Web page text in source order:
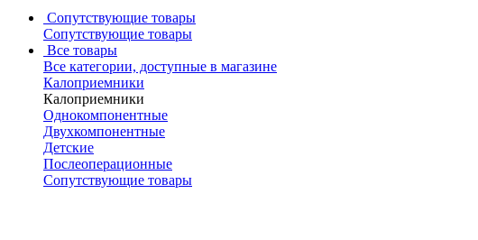
Сопутствующие товары
Сопутствующие товары
Все товары
Все категории, доступные в магазине
Калоприемники
Калоприемники
Однокомпонентные
Двухкомпонентные
Детские
Послеоперационные
Сопутствующие товары